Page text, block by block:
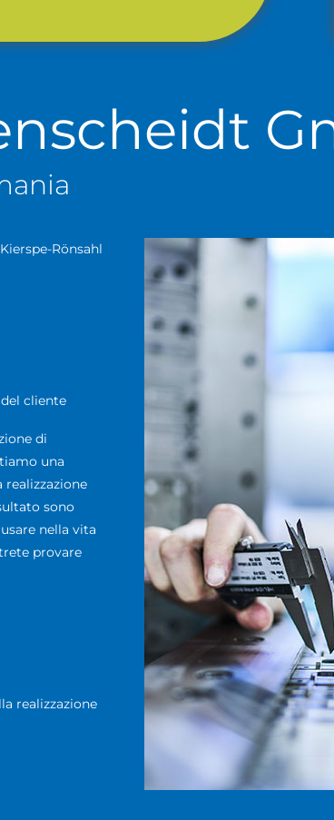
Rönsahl
cliente
di
una
sono
nella vita
provare
realizzazione